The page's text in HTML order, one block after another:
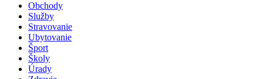
Obchody
Služby
Stravovanie
Ubytovanie
Šport
Školy
Úrady